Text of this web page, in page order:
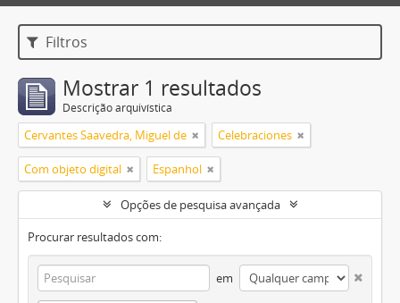
Filtros
Mostrar 1 resultados
Descrição arquivística
Cervantes Saavedra, Miguel de Celebraciones
Com objeto digital Espanhol
Opções de pesquisa avançada
Procurar resultados com:
em